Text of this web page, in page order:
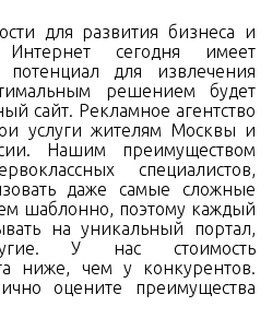
для развития бизнеса и
Интернет сегодня имеет
для извлечения
решением будет
сайт. Рекламное агентство
услуги жителям Москвы и
Нашим преимуществом
специалистов,
даже самые сложные
шаблонно, поэтому каждый
на уникальный портал,
У нас стоимость
ниже, чем у конкурентов.
оцените преимущества